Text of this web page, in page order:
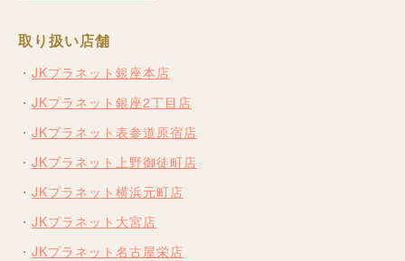
取り扱い店舗
JKプラネット銀座本店
JKプラネット銀座2丁目店
JKプラネット表参道原宿店
JKプラネット上野御徒町店
JKプラネット横浜元町店
JKプラネット大宮店
JKプラネット名古屋栄店